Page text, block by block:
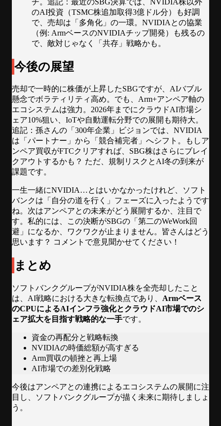
のAI投資（TSMC株追加取得3億ドル分）も好調
で、売却は「多角化」の一環。NVIDIAとの協業
（例: ArmベースのNVIDIAチップ開発）も残るの
で、敵対じゃなく「共存」戦略かも。
今後の展望
売却で一時的に株価が上昇したSBGですが、AIバブル
懸念でボラティリティ高め。でも、Arm+アンペア軸の
エコシステムは強力。2026年までにクラウドAI市場シ
ェア10%狙い、IoTや自動運転分野での展開も期待大。
追記：孫さんの「300年企業」ビジョンでは、NVIDIA
は「パートナー」から「競合補完者」へシフト。もしア
ンペア買収がFTCクリアすれば、SBG株はさらにブレイ
クアウトするかも？ ただ、規制リスクとAI冬の到来が
課題です。
一生一緒にNVIDIA…とはいかなかったけれど、ソフト
バンクは「自分の道を行く」フェーズに入ったようです
ね。次はアンペアとの未来がどう展開するか、注目で
す。私的には、この決断がSBGの「第二のWeWork回
避」になるか、ワクワクが止まりません。皆さんはどう
思います？ コメントで意見聞かせてください！
まとめ
ソフトバンクグループがNVIDIA株を全売却したこと
は、AI戦略における大きな転換点であり、 Armベース
のCPUによるAIインフラ強化とクラウドAI市場でのシ
ェア拡大を目指す戦略的な一手です。
資金の再配分と戦略転換
NVIDIAの時価総額が高すぎる
Arm買収の頓挫と再上場
AI市場での差別化戦略
今後はアンペアとの連携によるエコシステムの展開に注
目し、ソフトバンクグループが描く未来に期待しましょ
う。